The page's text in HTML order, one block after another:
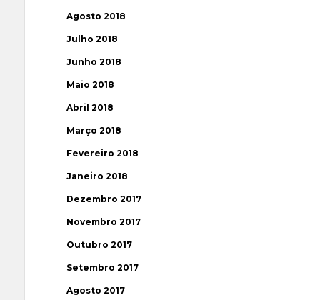
Agosto 2018
Julho 2018
Junho 2018
Maio 2018
Abril 2018
Março 2018
Fevereiro 2018
Janeiro 2018
Dezembro 2017
Novembro 2017
Outubro 2017
Setembro 2017
Agosto 2017